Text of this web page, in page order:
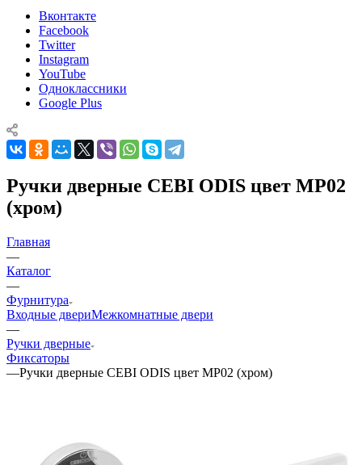
Вконтакте
Facebook
Twitter
Instagram
YouTube
Одноклассники
Google Plus
Ручки дверные CEBI ODIS цвет MP02
(хром)
Главная
—
Каталог
—
Фурнитура
Входные двериМежкомнатные двери
—
Ручки дверные
Фиксаторы
—Ручки дверные CEBI ODIS цвет MP02 (хром)